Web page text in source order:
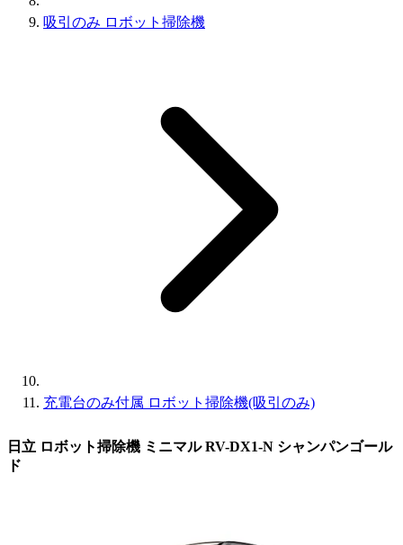
吸引のみ ロボット掃除機
充電台のみ付属 ロボット掃除機(吸引のみ)
日立 ロボット掃除機 ミニマル RV-DX1-N シャンパンゴール
ド